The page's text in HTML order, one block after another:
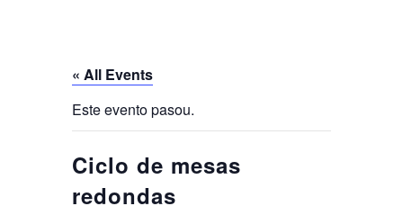
Services
Communication
Equality
« All Events
Este evento pasou.
Ciclo de mesas
redondas